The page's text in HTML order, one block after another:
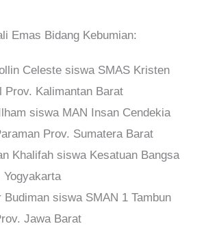
Emas Bidang Kebumian:
Celeste siswa SMAS Kristen
Prov. Kalimantan Barat
siswa MAN Insan Cendekia
Prov. Sumatera Barat
Khalifah siswa Kesatuan Bangsa
Yogyakarta
Budiman siswa SMAN 1 Tambun
Jawa Barat